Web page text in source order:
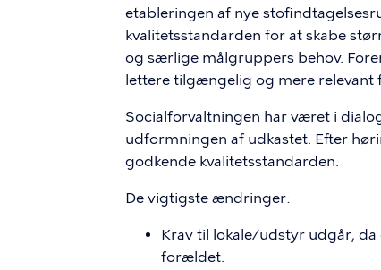
etableringen af nye
kvalitetsstandarden for at skabe
og særlige målgruppers behov.
lettere tilgængelig og mere relevant
Socialforvaltningen har været i
udformningen af udkastet. Efter
godkende kvalitetsstandarden.
De vigtigste ændringer:
Krav til lokale/udstyr udgår,
forældet.